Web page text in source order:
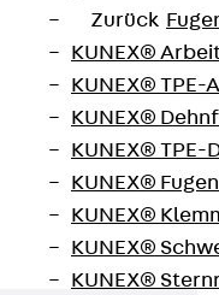
Zurück
KUNEX®
KUNEX®
KUNEX®
KUNEX®
KUNEX®
KUNEX®
KUNEX®
KUNEX®
eckig